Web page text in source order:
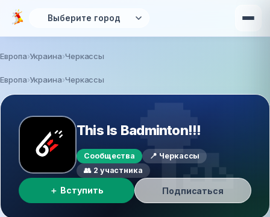
Перейти к основному содержанию
Европа Украина Черкассы
Европа›Украина›Черкассы 🏸
This Is Badminton!!!
Сообщества
📍 Черкассы
👥 2 участника
＋ Вступить Подписаться